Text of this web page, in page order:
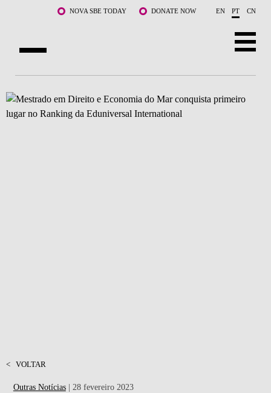
Saltar para o conteúdo principalNOVA SBE TODAY DONATE NOW EN PT CN
CURSOS
< VOLTAR
Outras Notícias| 28 fevereiro 2023